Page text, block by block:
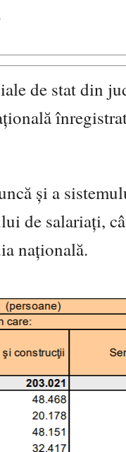
de stat din
și a
de salariați,
națională.